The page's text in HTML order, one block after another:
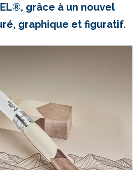
grâce à un nouvel
graphique et figuratif.